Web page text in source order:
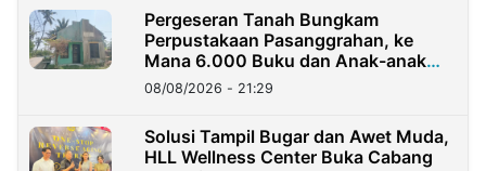
Pergeseran Tanah Bungkam
Perpustakaan Pasanggrahan, ke
Mana 6.000 Buku dan Anak-anak
Kini?
08/08/2026 - 21:29
Solusi Tampil Bugar dan Awet Muda,
HLL Wellness Center Buka Cabang